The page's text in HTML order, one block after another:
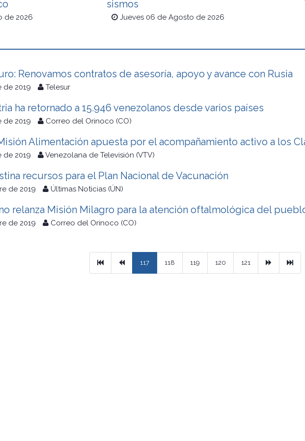
de 2026
sismos
Jueves 06 de Agosto de 2026
Renovamos contratos de asesoría, apoyo y avance con Rusia
de 2019 Telesur
ha retornado a 15.946 venezolanos desde varios países
de 2019 Correo del Orinoco (CO)
Alimentación apuesta por el acompañamiento activo a los
de 2019 Venezolana de Televisión (VTV)
recursos para el Plan Nacional de Vacunación
de 2019 Últimas Noticias (ÚN)
relanza Misión Milagro para la atención oftalmológica del
de 2019 Correo del Orinoco (CO)
PrimeraPrevious
117 118 119 120 121 Next